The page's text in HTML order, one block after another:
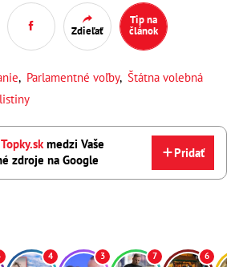
Zdieľať
Tip na
článok
, Parlamentné voľby, Štátna volebná
medzi Vaše
zdroje na Google
Pridať
4 3 7 6